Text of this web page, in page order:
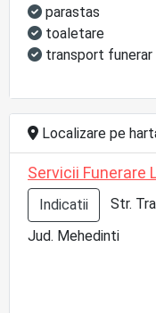
parastas
toaletare
transport funerar
Localizare pe
Servicii Funerare
Indicatii
Str.
Jud. Mehedinti